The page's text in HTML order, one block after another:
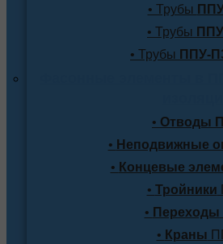
• Трубы
• Трубы
• Трубы ППУ-
• Отводы
• Неподвижные
• Концевые
• Тройники
• Переходы
• Краны